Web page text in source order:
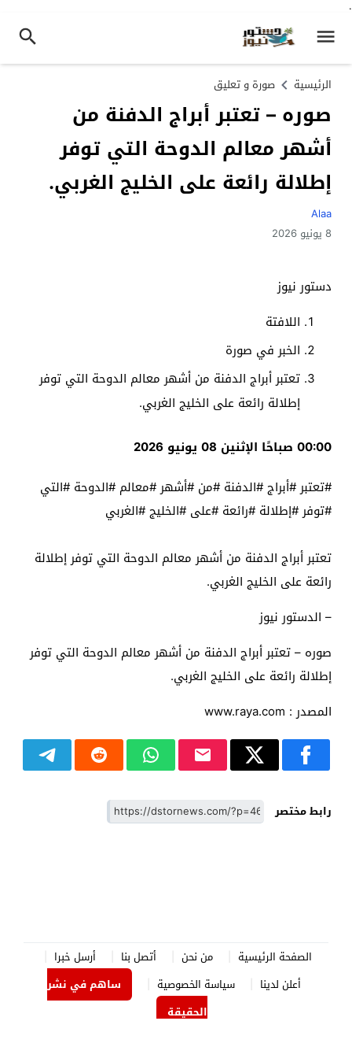
.
الرئيسية صورة و تعليق
صوره – تعتبر أبراج الدفنة من
أشهر معالم الدوحة التي توفر
إطلالة رائعة على الخليج الغربي.
Alaa
8 يونيو 2026
دستور نيوز
اللافتة
الخبر في صورة
تعتبر أبراج الدفنة من أشهر معالم الدوحة التي توفر
إطلالة رائعة على الخليج الغربي.
00:00 صباحًا الإثنين 08 يونيو 2026
#تعتبر #أبراج #الدفنة #من #أشهر #معالم #الدوحة #التي
#توفر #إطلالة #رائعة #على #الخليج #الغربي
تعتبر أبراج الدفنة من أشهر معالم الدوحة التي توفر إطلالة
رائعة على الخليج الغربي.
– الدستور نيوز
صوره – تعتبر أبراج الدفنة من أشهر معالم الدوحة التي توفر
إطلالة رائعة على الخليج الغربي.
المصدر : www.raya.com
رابط مختصر
الصفحة الرئيسية من نحن أتصل بنا
أرسل خبرا
أعلن لدينا
سياسة الخصوصية
ساهم في نشر
الحقيقة